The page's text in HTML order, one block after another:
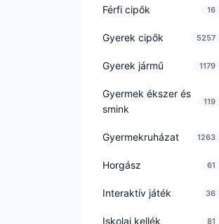
Férfi cipők 16
Gyerek cipők 5257
Gyerek jármű 1179
Gyermek ékszer és
smink
119
Gyermekruházat 1263
Horgász 61
Interaktív játék 36
Iskolai kellék 81